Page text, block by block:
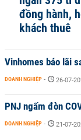
đồng hành,
khách thuê
Vinhomes báo lãi
DOANH NGHIỆP - 26-07-
PNJ ngấm đòn
DOANH NGHIỆP - 21-07-